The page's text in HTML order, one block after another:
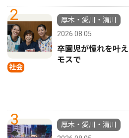
2
社会
厚木・愛川・清川
2026.08.05
卒園児が憧れを叶
モスで
3
厚木・愛川・清川